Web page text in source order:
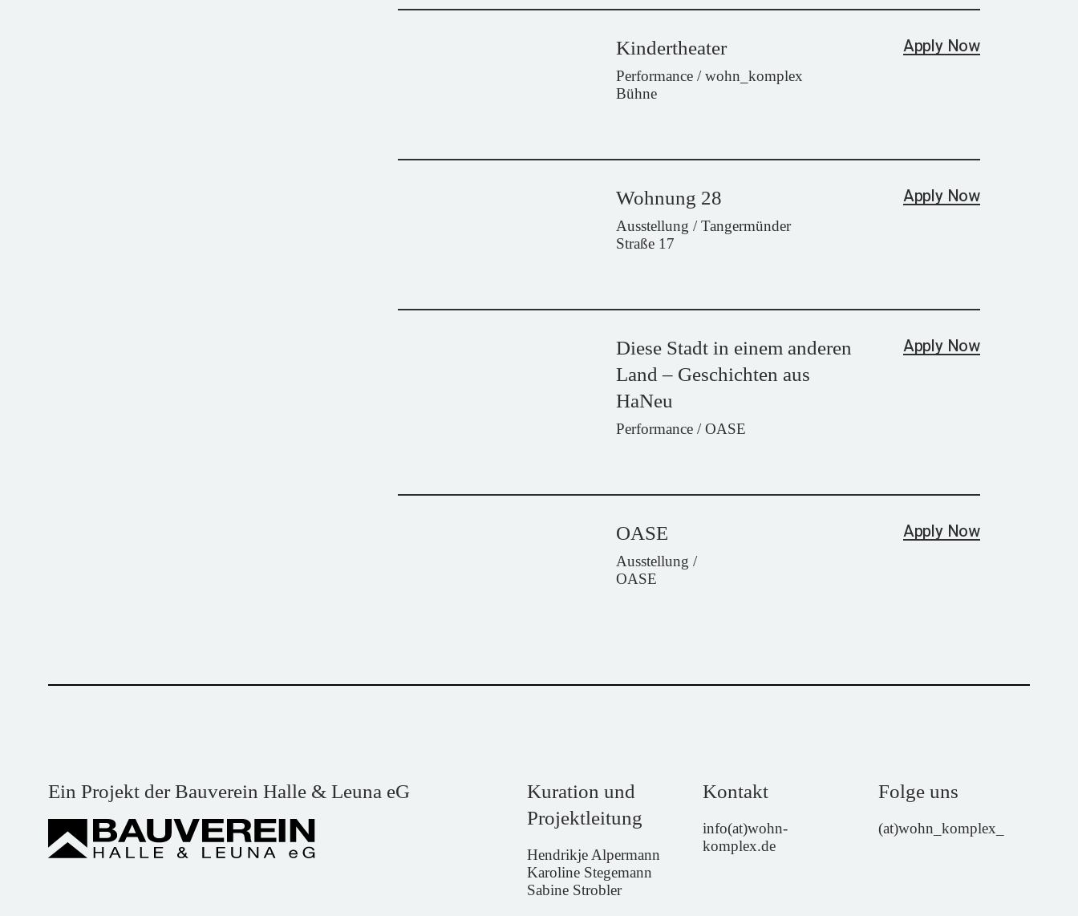
Kindertheater
Performance / wohn_komplex
Bühne
Apply Now
Wohnung 28
Ausstellung / Tangermünder
Straße 17
Apply Now
Diese Stadt in einem anderen
Land – Geschichten aus
HaNeu
Performance / OASE
Apply Now
OASE
Ausstellung /
OASE
Apply Now
Ein Projekt der Bauverein Halle & Leuna eG
Kuration und
Projektleitung
Hendrikje Alpermann
Karoline Stegemann
Sabine Strobler
Kontakt
info(at)wohn-
komplex.de
Folge uns
(at)wohn_komplex_